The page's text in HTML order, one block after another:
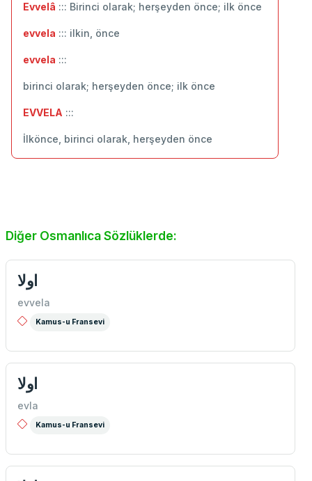
Evvelâ ::: Birinci olarak; herşeyden önce; ilk önce
evvela ::: ilkin, önce
evvela :::
birinci olarak; herşeyden önce; ilk önce
EVVELA :::
İlkönce, birinci olarak, herşeyden önce
Diğer Osmanlıca Sözlüklerde:
اولا
evvela
Kamus-u Fransevi
اولا
evla
Kamus-u Fransevi